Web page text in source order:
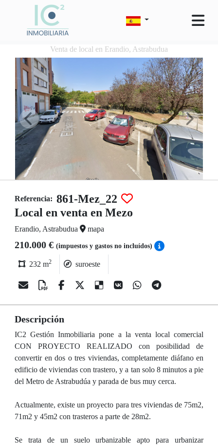
Venta de local en Erandio, Astrabudua
Referencia: 861-Mez_22
Local en venta en Mezo
Erandio, Astrabudua mapa
210.000 € (impuestos y gastos no incluídos)
232 m2 suroeste
Descripción
IC2 Gestión Inmobiliaria pone a la venta local comercial
CON PROYECTO REALIZADO con posibilidad de
convertir en dos o tres viviendas, completamente diáfano en
edificio de viviendas con trastero, y a tan solo 8 minutos a pie
del Metro de Astrabudúa y parada de bus muy cerca.
Actualmente, existe un proyecto para tres viviendas de 75m2,
71m2 y 45m2 con trasteros a parte de 28m2.
Se trata de un suelo urbanizable apto para urbanizar